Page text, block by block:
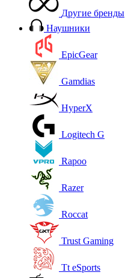
Другие бренды
Наушники
EpicGear
Gamdias
HyperX
Logitech G
Rapoo
Razer
Roccat
Trust Gaming
Tt eSports